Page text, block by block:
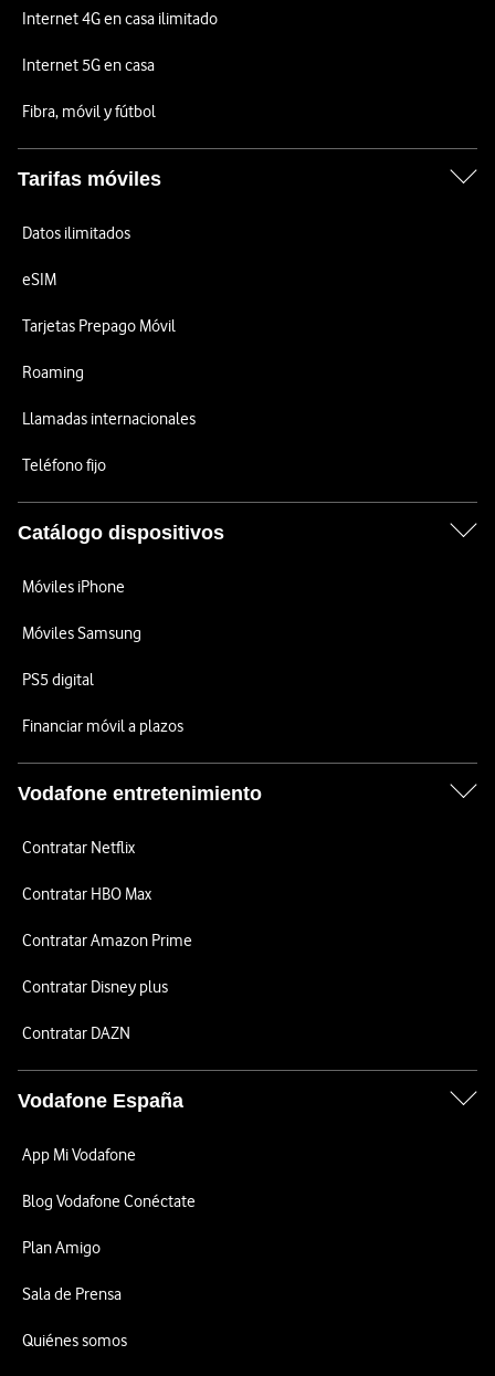
Internet 4G en casa ilimitado
Internet 5G en casa
Fibra, móvil y fútbol
Tarifas móviles
Datos ilimitados
eSIM
Tarjetas Prepago Móvil
Roaming
Llamadas internacionales
Teléfono fijo
Catálogo dispositivos
Móviles iPhone
Móviles Samsung
PS5 digital
Financiar móvil a plazos
Vodafone entretenimiento
Contratar Netflix
Contratar HBO Max
Contratar Amazon Prime
Contratar Disney plus
Contratar DAZN
Vodafone España
App Mi Vodafone
Blog Vodafone Conéctate
Plan Amigo
Sala de Prensa
Quiénes somos